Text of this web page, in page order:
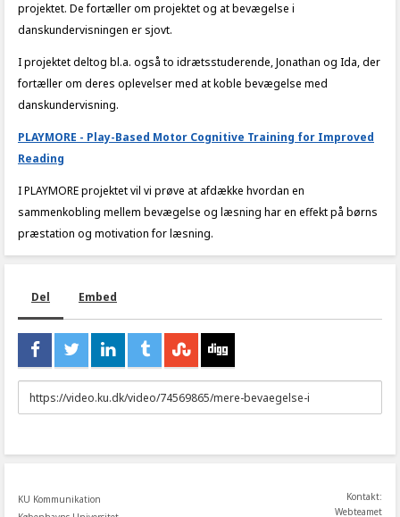
projektet. De fortæller om projektet og at bevægelse i
danskundervisningen er sjovt.
I projektet deltog bl.a. også to idrætsstuderende, Jonathan og Ida, der
fortæller om deres oplevelser med at koble bevægelse med
danskundervisning.
PLAYMORE - Play-Based Motor Cognitive Training for Improved
Reading
I PLAYMORE projektet vil vi prøve at afdække hvordan en
sammenkobling mellem bevægelse og læsning har en effekt på børns
præstation og motivation for læsning.
Del Embed
URL
to
KU Kommunikation
Kontakt:
Webteamet